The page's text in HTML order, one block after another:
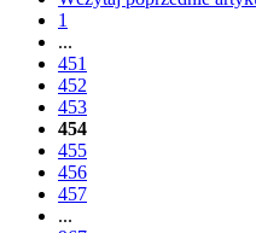
1
...
451
452
453
454
455
456
457
...